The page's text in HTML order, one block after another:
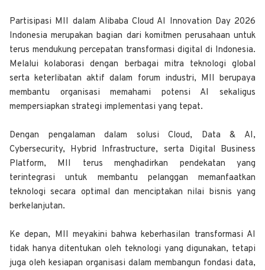
Partisipasi MII dalam Alibaba Cloud AI Innovation Day 2026
Indonesia merupakan bagian dari komitmen perusahaan untuk
terus mendukung percepatan transformasi digital di Indonesia.
Melalui kolaborasi dengan berbagai mitra teknologi global
serta keterlibatan aktif dalam forum industri, MII berupaya
membantu organisasi memahami potensi AI sekaligus
mempersiapkan strategi implementasi yang tepat.
Dengan pengalaman dalam solusi Cloud, Data & AI,
Cybersecurity, Hybrid Infrastructure, serta Digital Business
Platform, MII terus menghadirkan pendekatan yang
terintegrasi untuk membantu pelanggan memanfaatkan
teknologi secara optimal dan menciptakan nilai bisnis yang
berkelanjutan.
Ke depan, MII meyakini bahwa keberhasilan transformasi AI
tidak hanya ditentukan oleh teknologi yang digunakan, tetapi
juga oleh kesiapan organisasi dalam membangun fondasi data,